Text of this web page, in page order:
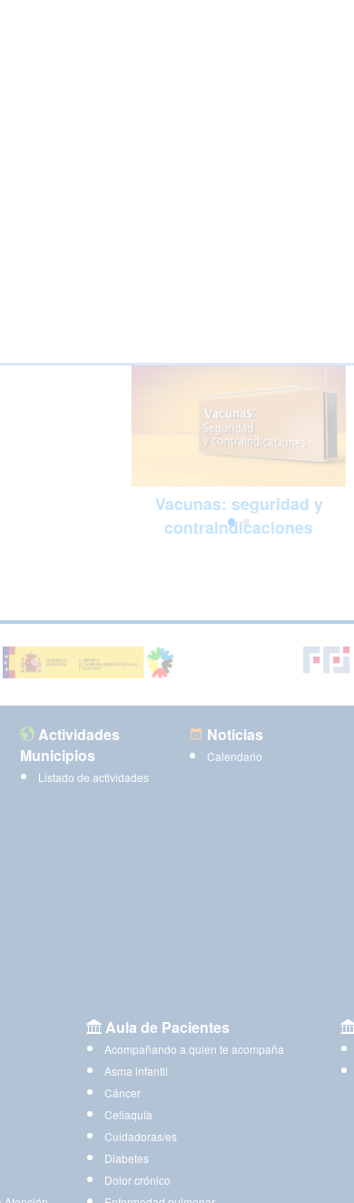
Vacunas: seguridad y
contraindicaciones
Actividades
Municipios
Listado de actividades
Noticias
Calendario
Aula de Pacientes
Acompañando a quien te acompaña
Asma infantil
Cáncer
Celiaquía
Cuidadoras/es
Diabetes
Dolor crónico